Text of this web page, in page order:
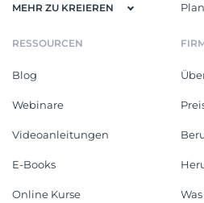
MEHR ZU KREIEREN
RESSOURCEN
Blog
Webinare
Videoanleitungen
E-Books
Online Kurse